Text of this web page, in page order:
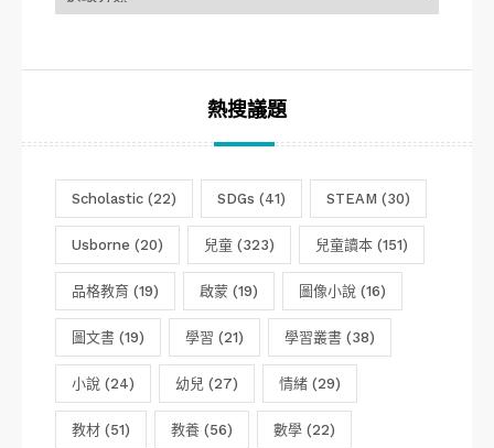
分
熱搜議題
Scholastic (22) SDGs (41) STEAM (30)
Usborne (20) 兒童 (323) 兒童讀本 (151)
品格教育 (19) 啟蒙 (19) 圖像小說 (16)
圖文書 (19) 學習 (21) 學習叢書 (38)
小說 (24) 幼兒 (27) 情緒 (29)
教材 (51) 教養 (56) 數學 (22)